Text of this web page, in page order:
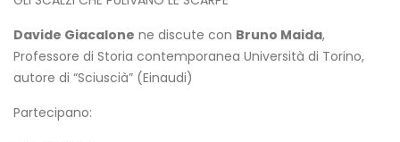
Davide Giacalone ne discute con Bruno Maida,
Professore di Storia contemporanea Università di Torino,
autore di “Sciuscià” (Einaudi)
Partecipano: